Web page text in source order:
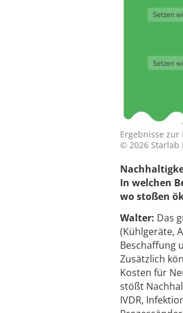
Ergebnisse
© 2026 Starlab
In welchen
wo stoßen
Walter: Das
(Kühlgeräte,
Beschaffung
Zusätzlich
Kosten für
stößt
IVDR,